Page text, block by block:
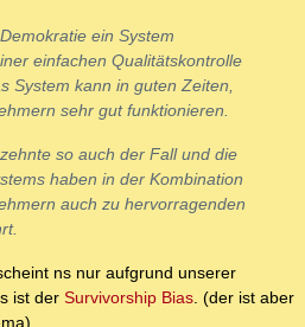
ein System
einfachen Qualitätskontrolle
System kann in guten Zeiten,
sehr gut funktionieren.
so auch der Fall und die
haben in der Kombination
auch zu hervorragenden
ns nur aufgrund unserer
ist der Survivorship Bias. (der ist aber